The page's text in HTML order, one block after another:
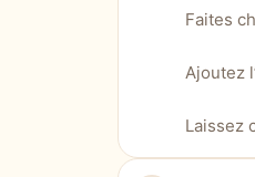
Faites
Ajoutez
Laissez